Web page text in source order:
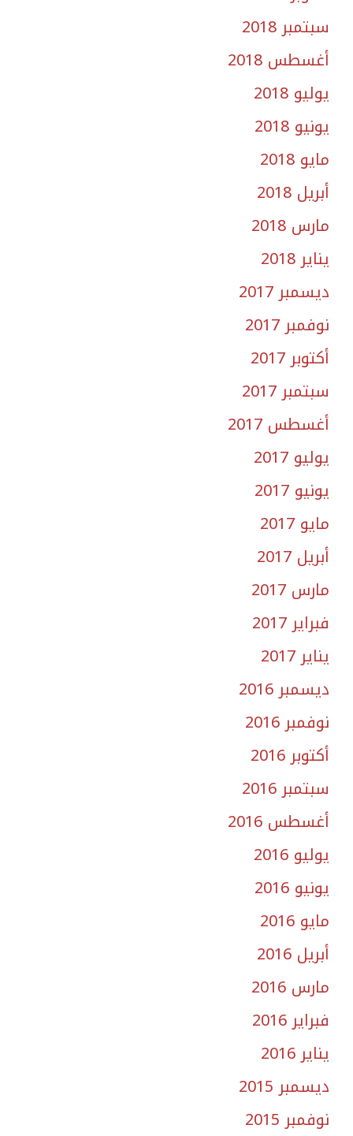
سبتمبر 2018
أغسطس 2018
يوليو 2018
يونيو 2018
مايو 2018
أبريل 2018
مارس 2018
يناير 2018
ديسمبر 2017
نوفمبر 2017
أكتوبر 2017
سبتمبر 2017
أغسطس 2017
يوليو 2017
يونيو 2017
مايو 2017
أبريل 2017
مارس 2017
فبراير 2017
يناير 2017
ديسمبر 2016
نوفمبر 2016
أكتوبر 2016
سبتمبر 2016
أغسطس 2016
يوليو 2016
يونيو 2016
مايو 2016
أبريل 2016
مارس 2016
فبراير 2016
يناير 2016
ديسمبر 2015
نوفمبر 2015